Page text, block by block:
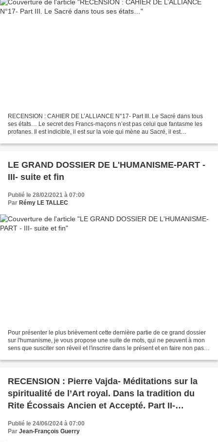
RECENSION : CAHIER DE L’ALLIANCE N°17- Part III. Le Sacré dans tous
ses états… Le secret des Francs-maçons n’est pas celui que fantasme les
profanes. Il est indicible, il est sur la voie qui mène au Sacré, il est
LE GRAND DOSSIER DE L'HUMANISME-PART -
III- suite et fin
Publié le 28/02/2021 à 07:00
Par Rémy LE TALLEC
Pour présenter le plus brièvement cette dernière partie de ce grand dossier
sur l'humanisme, je vous propose une suite de mots, qui ne peuvent à mon
sens que susciter son réveil et l'inscrire dans le présent et en faire non pas
RECENSION : Pierre Vajda- Méditations sur la
spiritualité de l’Art royal. Dans la tradition du
Rite Écossais Ancien et Accepté. Part II-
Inspiration à propos de la Lumière et la Vérité.
Publié le 24/06/2024 à 07:00
Par Jean-François Guerry